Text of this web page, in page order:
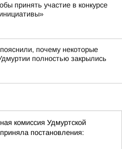
принять участие в конкурсе
почему некоторые
полностью закрылись
комиссия Удмуртской
постановления: